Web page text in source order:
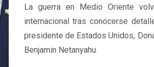
La guerra en Medio Oriente
internacional tras conocerse
presidente de Estados Unidos,
Benjamin Netanyahu.